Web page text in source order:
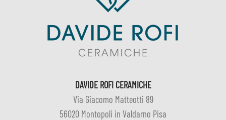
DAVIDE ROFI CERAMICHE
Via Giacomo Matteotti 89
56020 Montopoli in Valdarno Pisa